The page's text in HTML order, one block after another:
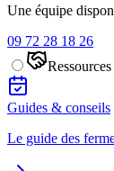
Une équipe
09 72 28 18 26
Ressources
Guides & conseils
Le guide des